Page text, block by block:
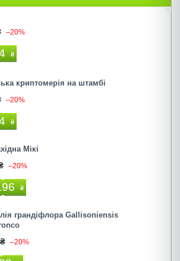
–20%
₴
криптомерія на штамбі
–20%
₴
Мікі
–20%
₴
грандіфлора Gallisoniensis
–20%